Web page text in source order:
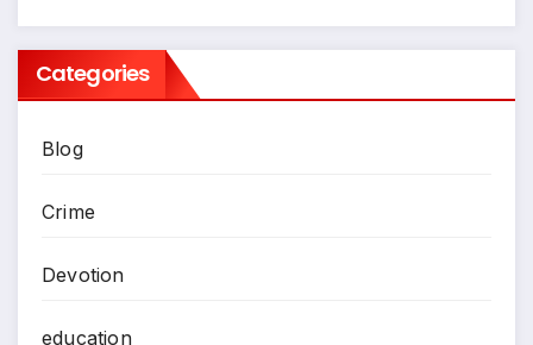
Categories
Blog
Crime
Devotion
education